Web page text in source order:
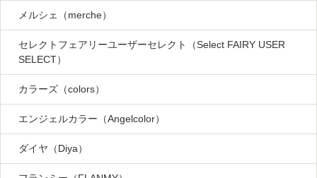
メルシェ（merche）
セレクトフェアリーユーザーセレクト（Select FAIRY USER
SELECT）
カラーズ（colors）
エンジェルカラー（Angelcolor）
ダイヤ（Diya）